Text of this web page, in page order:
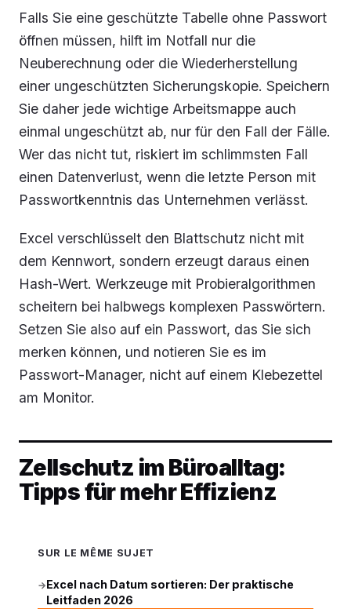
Falls Sie eine geschützte Tabelle ohne Passwort
öffnen müssen, hilft im Notfall nur die
Neuberechnung oder die Wiederherstellung
einer ungeschützten Sicherungskopie. Speichern
Sie daher jede wichtige Arbeitsmappe auch
einmal ungeschützt ab, nur für den Fall der Fälle.
Wer das nicht tut, riskiert im schlimmsten Fall
einen Datenverlust, wenn die letzte Person mit
Passwortkenntnis das Unternehmen verlässt.
Excel verschlüsselt den Blattschutz nicht mit
dem Kennwort, sondern erzeugt daraus einen
Hash-Wert. Werkzeuge mit Probieralgorithmen
scheitern bei halbwegs komplexen Passwörtern.
Setzen Sie also auf ein Passwort, das Sie sich
merken können, und notieren Sie es im
Passwort-Manager, nicht auf einem Klebezettel
am Monitor.
Zellschutz im Büroalltag:
Tipps für mehr Effizienz
SUR LE MÊME SUJET
→Excel nach Datum sortieren: Der praktische
Leitfaden 2026